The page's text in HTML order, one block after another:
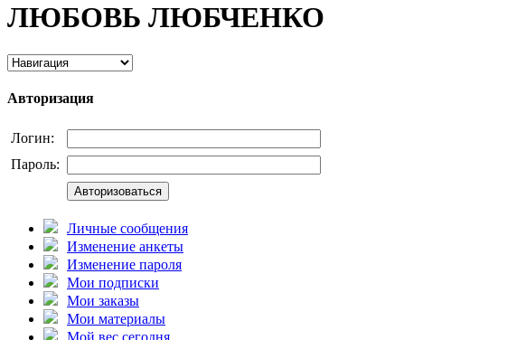
ЛЮБОВЬ ЛЮБЧЕНКО
Авторизация
Логин:
Пароль:
Авторизоваться
Личные сообщения
Изменение анкеты
Изменение пароля
Мои подписки
Мои заказы
Мои материалы